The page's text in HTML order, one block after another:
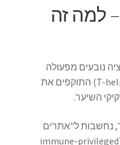
– למה זה
נובעים מפעולה
אוטואימונית של תאי T (בעיקר T-helper 1) התוקפים את
השיער.
נחשבות ל"אתרים
חופשיים ממערכת החיסון" (immune-privileged